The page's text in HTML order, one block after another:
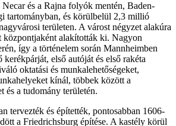
és a Rajna folyók mentén, Baden-
tartományban, és körülbelül 2,3 millió
területen. A várost négyzet alakúra
központjaként alakították ki. Nagyon
így a történelem során Mannheimben
első autóját és első rakéta
oktatási és munkalehetőségeket,
kínál, többek között a
és a tudomány területén.
tervezték és építették, pontosabban 1606-
a Friedrichsburg építése. A kastély körül